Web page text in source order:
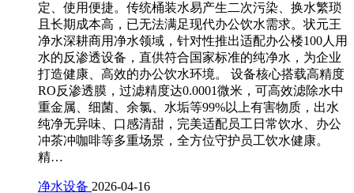
定、使用便捷。传统桶装水易产生二次污染、换水繁琐
且长期成本高，已无法满足现代办公饮水需求。状元王
净水深耕商用净水领域，针对性推出适配办公楼100人用
水的反渗透设备，直供符合国家标准的纯净水，为企业
打造健康、高效的办公饮水环境。 设备核心搭载高精度
RO反渗透膜，过滤精度达0.0001微米，可高效滤除水中
重金属、细菌、余氯、水垢等99%以上有害物质，出水
纯净无异味、口感清甜，完美适配员工日常饮水、办公
冲茶冲咖啡等多重场景，全方位守护员工饮水健康。
精…
净水设备 2026-04-16